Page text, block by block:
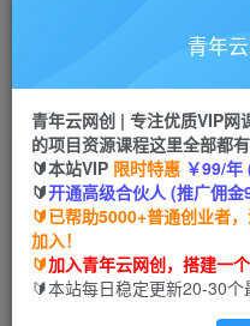
搭建同款网站，自己当老板
首页 创业课程 会员免费 正
猫屎电影解说教程：
分钟出字幕PR剪辑、
青年云网创
2年前发布
青年
青年云网创 | 专注优质VIP网
的项目资源课程这里全部都有
🔰本站VIP 限时特惠 ￥99/年
🔰开通高级合伙人 (推广佣金
🔰已帮助5000+普通创业者
加入！
🔰加入青年云网创，搭建一
🔰本站每日稳定更新20-30